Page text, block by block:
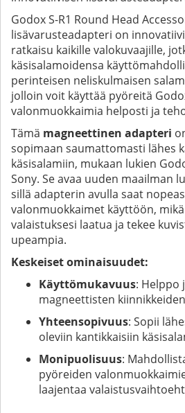
Godox S-R1 Round Head
lisävarusteadapteri on
ratkaisu kaikille valokuvaajille,
käsisalamoidensa
perinteisen neliskulmaisen
jolloin voit käyttää pyöreitä
valonmuokkaimia helposti ja
Tämä magneettinen adapteri
sopimaan saumattomasti lähes
käsisalamiin, mukaan lukien
Sony. Se avaa uuden maailman
sillä adapterin avulla saat
valonmuokkaimet käyttöön,
valaistuksesi laatua ja tekee
upeampia.
Keskeiset ominaisuudet:
Käyttömukavuus: Helppo
magneettisten
Yhteensopivuus: Sopii
oleviin kantikkaisiin
Monipuolisuus:
pyöreiden
laajentaa